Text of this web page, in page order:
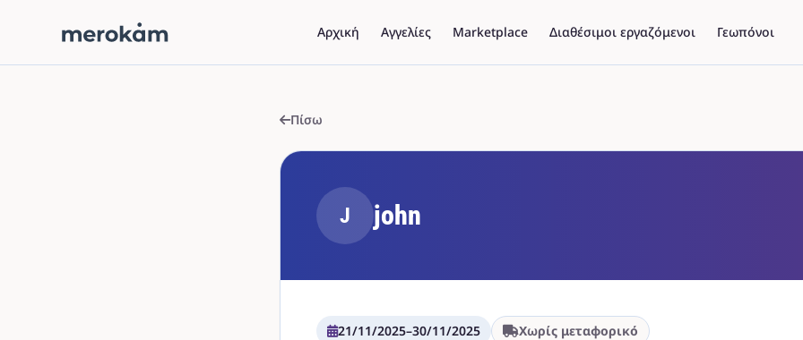
Αρχική Αγγελίες Marketplace Διαθέσιμοι εργαζόμενοι Γεωπόνοι
Πίσω
J john
21/11/2025–30/11/2025 Χωρίς μεταφορικό